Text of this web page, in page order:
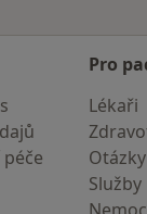
Pro
Lékaři
Služby